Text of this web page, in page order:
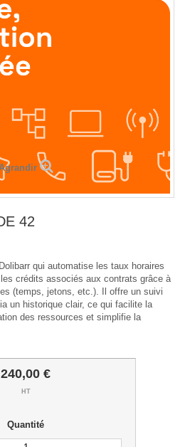
42
qui automatise les taux horaires
crédits associés aux contrats grâce à
(temps, jetons, etc.). Il offre un suivi
un historique clair, ce qui facilite la
des ressources et simplifie la
240,00 €
HT
Quantité